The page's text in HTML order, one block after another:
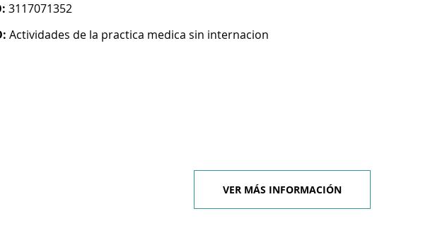
3117071352
Actividades de la practica medica sin internacion
VER MÁS INFORMACIÓN